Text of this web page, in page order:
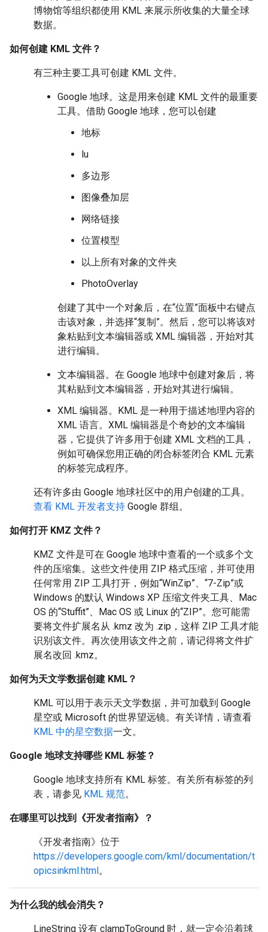
博物馆等组织都使用 KML 来展示所收集的大量全球
数据。
如何创建 KML 文件？
有三种主要工具可创建 KML 文件。
Google 地球。这是用来创建 KML 文件的最重要
工具。借助 Google 地球，您可以创建
地标
lu
多边形
图像叠加层
网络链接
位置模型
以上所有对象的文件夹
PhotoOverlay
创建了其中一个对象后，在“位置”面板中右键点
击该对象，并选择“复制”。然后，您可以将该对
象粘贴到文本编辑器或 XML 编辑器，开始对其
进行编辑。
文本编辑器。在 Google 地球中创建对象后，将
其粘贴到文本编辑器，开始对其进行编辑。
XML 编辑器。KML 是一种用于描述地理内容的
XML 语言。XML 编辑器是个奇妙的文本编辑
器，它提供了许多用于创建 XML 文档的工具，
例如可确保您用正确的闭合标签闭合 KML 元素
的标签完成程序。
还有许多由 Google 地球社区中的用户创建的工具。
查看 KML 开发者支持 Google 群组。
如何打开 KMZ 文件？
KMZ 文件是可在 Google 地球中查看的一个或多个文
件的压缩集。这些文件使用 ZIP 格式压缩，并可使用
任何常用 ZIP 工具打开，例如“WinZip”、“7-Zip”或
Windows 的默认 Windows XP 压缩文件夹工具、Mac
OS 的“Stuffit”、Mac OS 或 Linux 的“ZIP”。您可能需
要将文件扩展名从 .kmz 改为 .zip，这样 ZIP 工具才能
识别该文件。再次使用该文件之前，请记得将文件扩
展名改回 .kmz。
如何为天文学数据创建 KML？
KML 可以用于表示天文学数据，并可加载到 Google
星空或 Microsoft 的世界望远镜。有关详情，请查看
KML 中的星空数据一文。
Google 地球支持哪些 KML 标签？
Google 地球支持所有 KML 标签。有关所有标签的列
表，请参见 KML 规范。
在哪里可以找到《开发者指南》？
《开发者指南》位于
https://developers.google.com/kml/documentation/t
opicsinkml.html。
为什么我的线会消失？
LineString 设有 clampToGround 时，就一定会沿着球